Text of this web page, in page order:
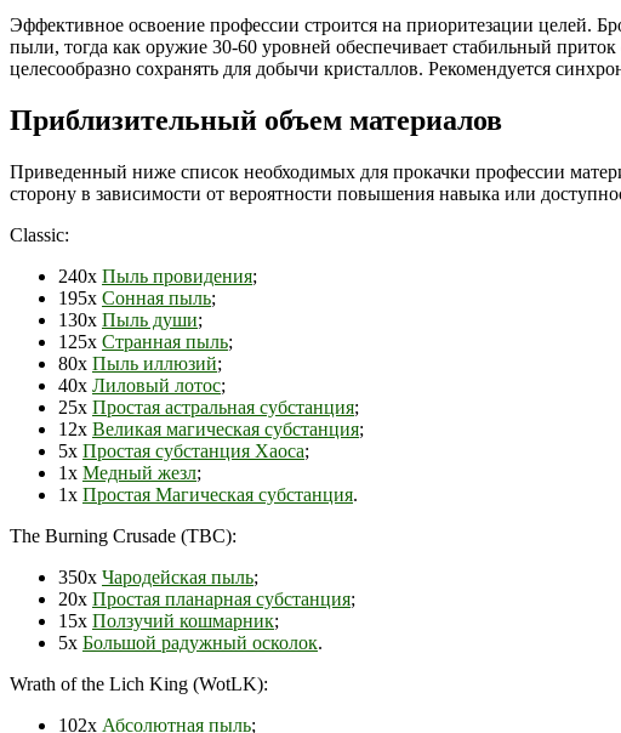
Эффективное освоение профессии строится на приоритезации целей.
пыли, тогда как оружие 30-60 уровней обеспечивает стабильный
целесообразно сохранять для добычи кристаллов. Рекомендуется
Приблизительный объем материалов
Приведенный ниже список необходимых для прокачки профессии
сторону в зависимости от вероятности повышения навыка или
Classic:
240х Пыль провидения;
195х Сонная пыль;
130х Пыль души;
125х Странная пыль;
80х Пыль иллюзий;
40х Лиловый лотос;
25х Простая астральная субстанция;
12х Великая магическая субстанция;
5х Простая субстанция Хаоса;
1х Медный жезл;
1х Простая Магическая субстанция.
The Burning Crusade (TBC):
350х Чародейская пыль;
20х Простая планарная субстанция;
15х Ползучий кошмарник;
5х Большой радужный осколок.
Wrath of the Lich King (WotLK):
102х Абсолютная пыль;